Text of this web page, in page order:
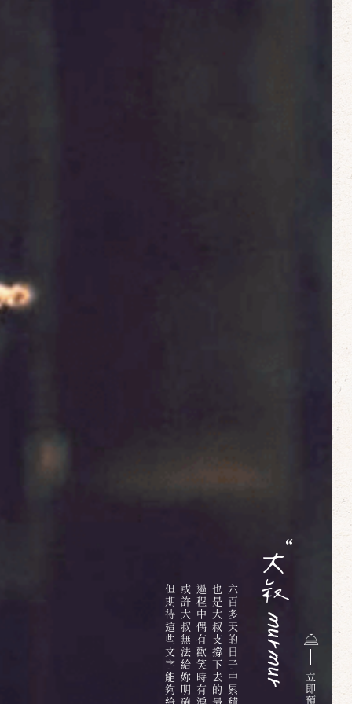
也是大叔支撐下去的最大動力
過程中偶有歡笑時有淚水
或許大叔無法給妳明確的答案 立
即
預